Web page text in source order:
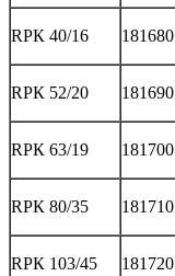
RPК 40/16 181680
RPК 52/20 181690
RPК 63/19 181700
RPК 80/35 181710
RPК 103/45 181720